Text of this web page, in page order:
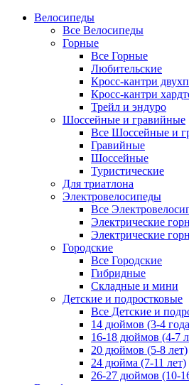
Велосипеды
Все Велосипеды
Горные
Все Горные
Любительские
Кросс-кантри
Кросс-кантри
Трейл и эндуро
Шоссейные и гравийные
Все Шоссейные и
Гравийные
Шоссейные
Туристические
Для триатлона
Электровелосипеды
Все
Электрические
Электрические
Городские
Все Городские
Гибридные
Складные и мини
Детские и подростковые
Все Детские и
14 дюймов (3-4
16-18 дюймов (4-7
20 дюймов (5-8 лет)
24 дюйма (7-11 лет)
26-27 дюймов (10-